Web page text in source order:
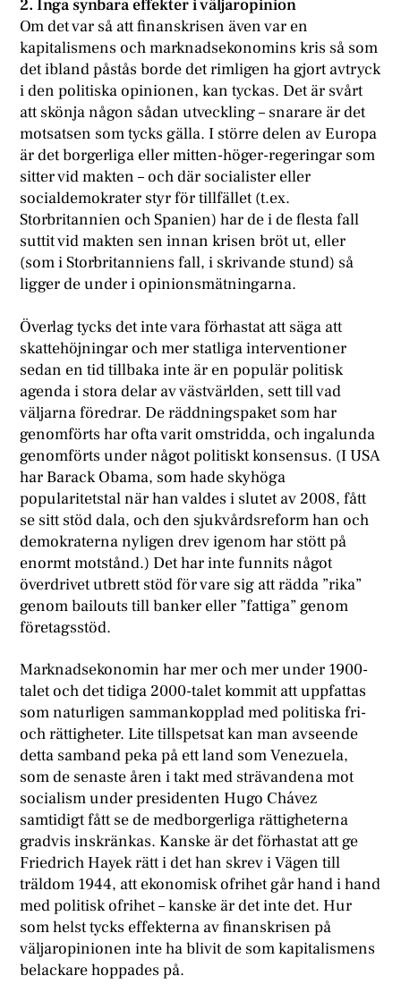
2. Inga synbara effekter i väljaropinion
Om det var så att finanskrisen även var en
kapitalismens och marknadsekonomins kris så som
det ibland påstås borde det rimligen ha gjort avtryck
i den politiska opinionen, kan tyckas. Det är svårt
att skönja någon sådan utveckling – snarare är det
motsatsen som tycks gälla. I större delen av Europa
är det borgerliga eller mitten-höger-regeringar som
sitter vid makten – och där socialister eller
socialdemokrater styr för tillfället (t.ex.
Storbritannien och Spanien) har de i de flesta fall
suttit vid makten sen innan krisen bröt ut, eller
(som i Storbritanniens fall, i skrivande stund) så
ligger de under i opinionsmätningarna.
Överlag tycks det inte vara förhastat att säga att
skattehöjningar och mer statliga interventioner
sedan en tid tillbaka inte är en populär politisk
agenda i stora delar av västvärlden, sett till vad
väljarna föredrar. De räddningspaket som har
genomförts har ofta varit omstridda, och ingalunda
genomförts under något politiskt konsensus. (I USA
har Barack Obama, som hade skyhöga
popularitetstal när han valdes i slutet av 2008, fått
se sitt stöd dala, och den sjukvårdsreform han och
demokraterna nyligen drev igenom har stött på
enormt motstånd.) Det har inte funnits något
överdrivet utbrett stöd för vare sig att rädda ”rika”
genom bailouts till banker eller ”fattiga” genom
företagsstöd.
Marknadsekonomin har mer och mer under 1900-
talet och det tidiga 2000-talet kommit att uppfattas
som naturligen sammankopplad med politiska fri-
och rättigheter. Lite tillspetsat kan man avseende
detta samband peka på ett land som Venezuela,
som de senaste åren i takt med strävandena mot
socialism under presidenten Hugo Chávez
samtidigt fått se de medborgerliga rättigheterna
gradvis inskränkas. Kanske är det förhastat att ge
Friedrich Hayek rätt i det han skrev i Vägen till
träldom 1944, att ekonomisk ofrihet går hand i hand
med politisk ofrihet – kanske är det inte det. Hur
som helst tycks effekterna av finanskrisen på
väljaropinionen inte ha blivit de som kapitalismens
belackare hoppades på.